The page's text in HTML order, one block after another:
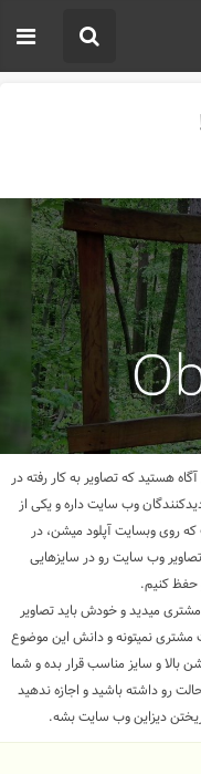
هستید که تصاویر به کار رفته در
وب سایت داره و یکی از
روی وبسایت آپلود میشن، در
تصاویر وب سایت رو در سایزهایی
حفظ کنیم.
میدید و خودش باید تصاویر
کنه و اکثرا در ۹۰ درصد اوقات مشتری نمیتونه و دانش این موضوع
بالا و سایز مناسب قرار بده و شما
رو داشته باشید و اجازه ندهید
دیزاین وب سایت بشه.